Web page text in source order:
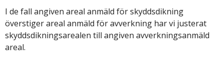
I de fall angiven areal anmäld för skyddsdikning
överstiger areal anmäld för avverkning har vi justerat
skyddsdikningsarealen till angiven avverkningsanmäld
areal.